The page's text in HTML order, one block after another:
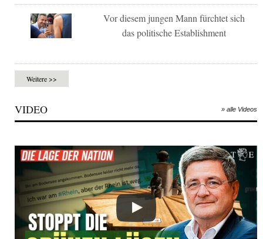
Vor diesem jungen Mann fürchtet sich
das politische Establishment
Weitere >>
VIDEO » alle Videos